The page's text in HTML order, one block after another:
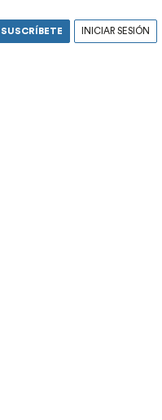
SUSCRÍBETE INICIAR SESIÓN